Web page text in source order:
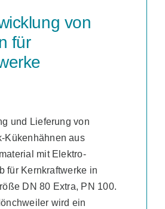
von
für
und Lieferung von
Kükenhähnen aus
mit Elektro-
für Kernkraftwerke in
DN 80 Extra, PN 100.
wird ein